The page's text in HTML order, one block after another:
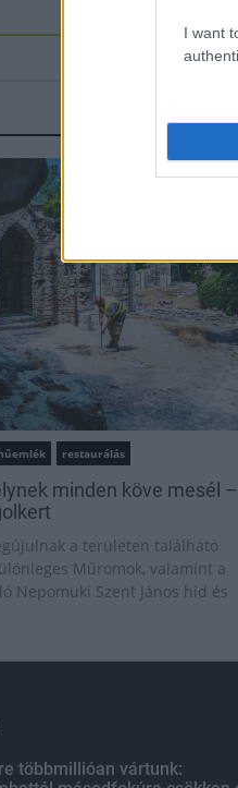
I want
restaurálás
minden köve mesél –
a területen található
Műromok, valamint a
Nepomuki Szent János híd és
többmillióan vártunk: